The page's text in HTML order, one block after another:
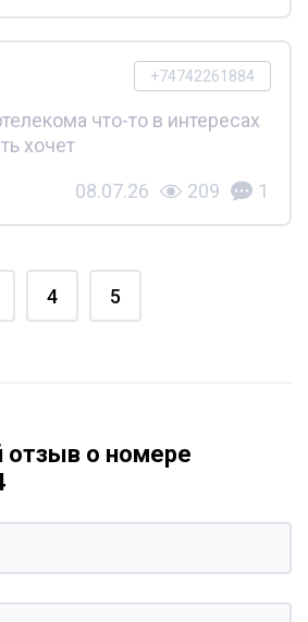
+74742261884
что-то в интересах
хочет
08.07.26 209 1
4 5
отзыв о номере